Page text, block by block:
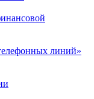
линий»